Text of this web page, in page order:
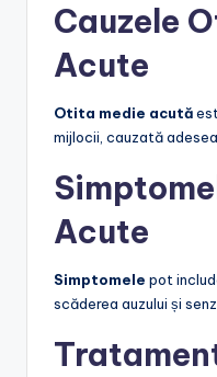
Cauzele
Acute
Otita medie acută
mijlocii, cauzată
Acute
Simptomele pot
scăderea auzului și